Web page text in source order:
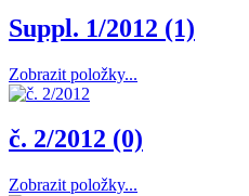
Suppl. 1/2012 (1)
Zobrazit položky...
č. 2/2012 (0)
Zobrazit položky...